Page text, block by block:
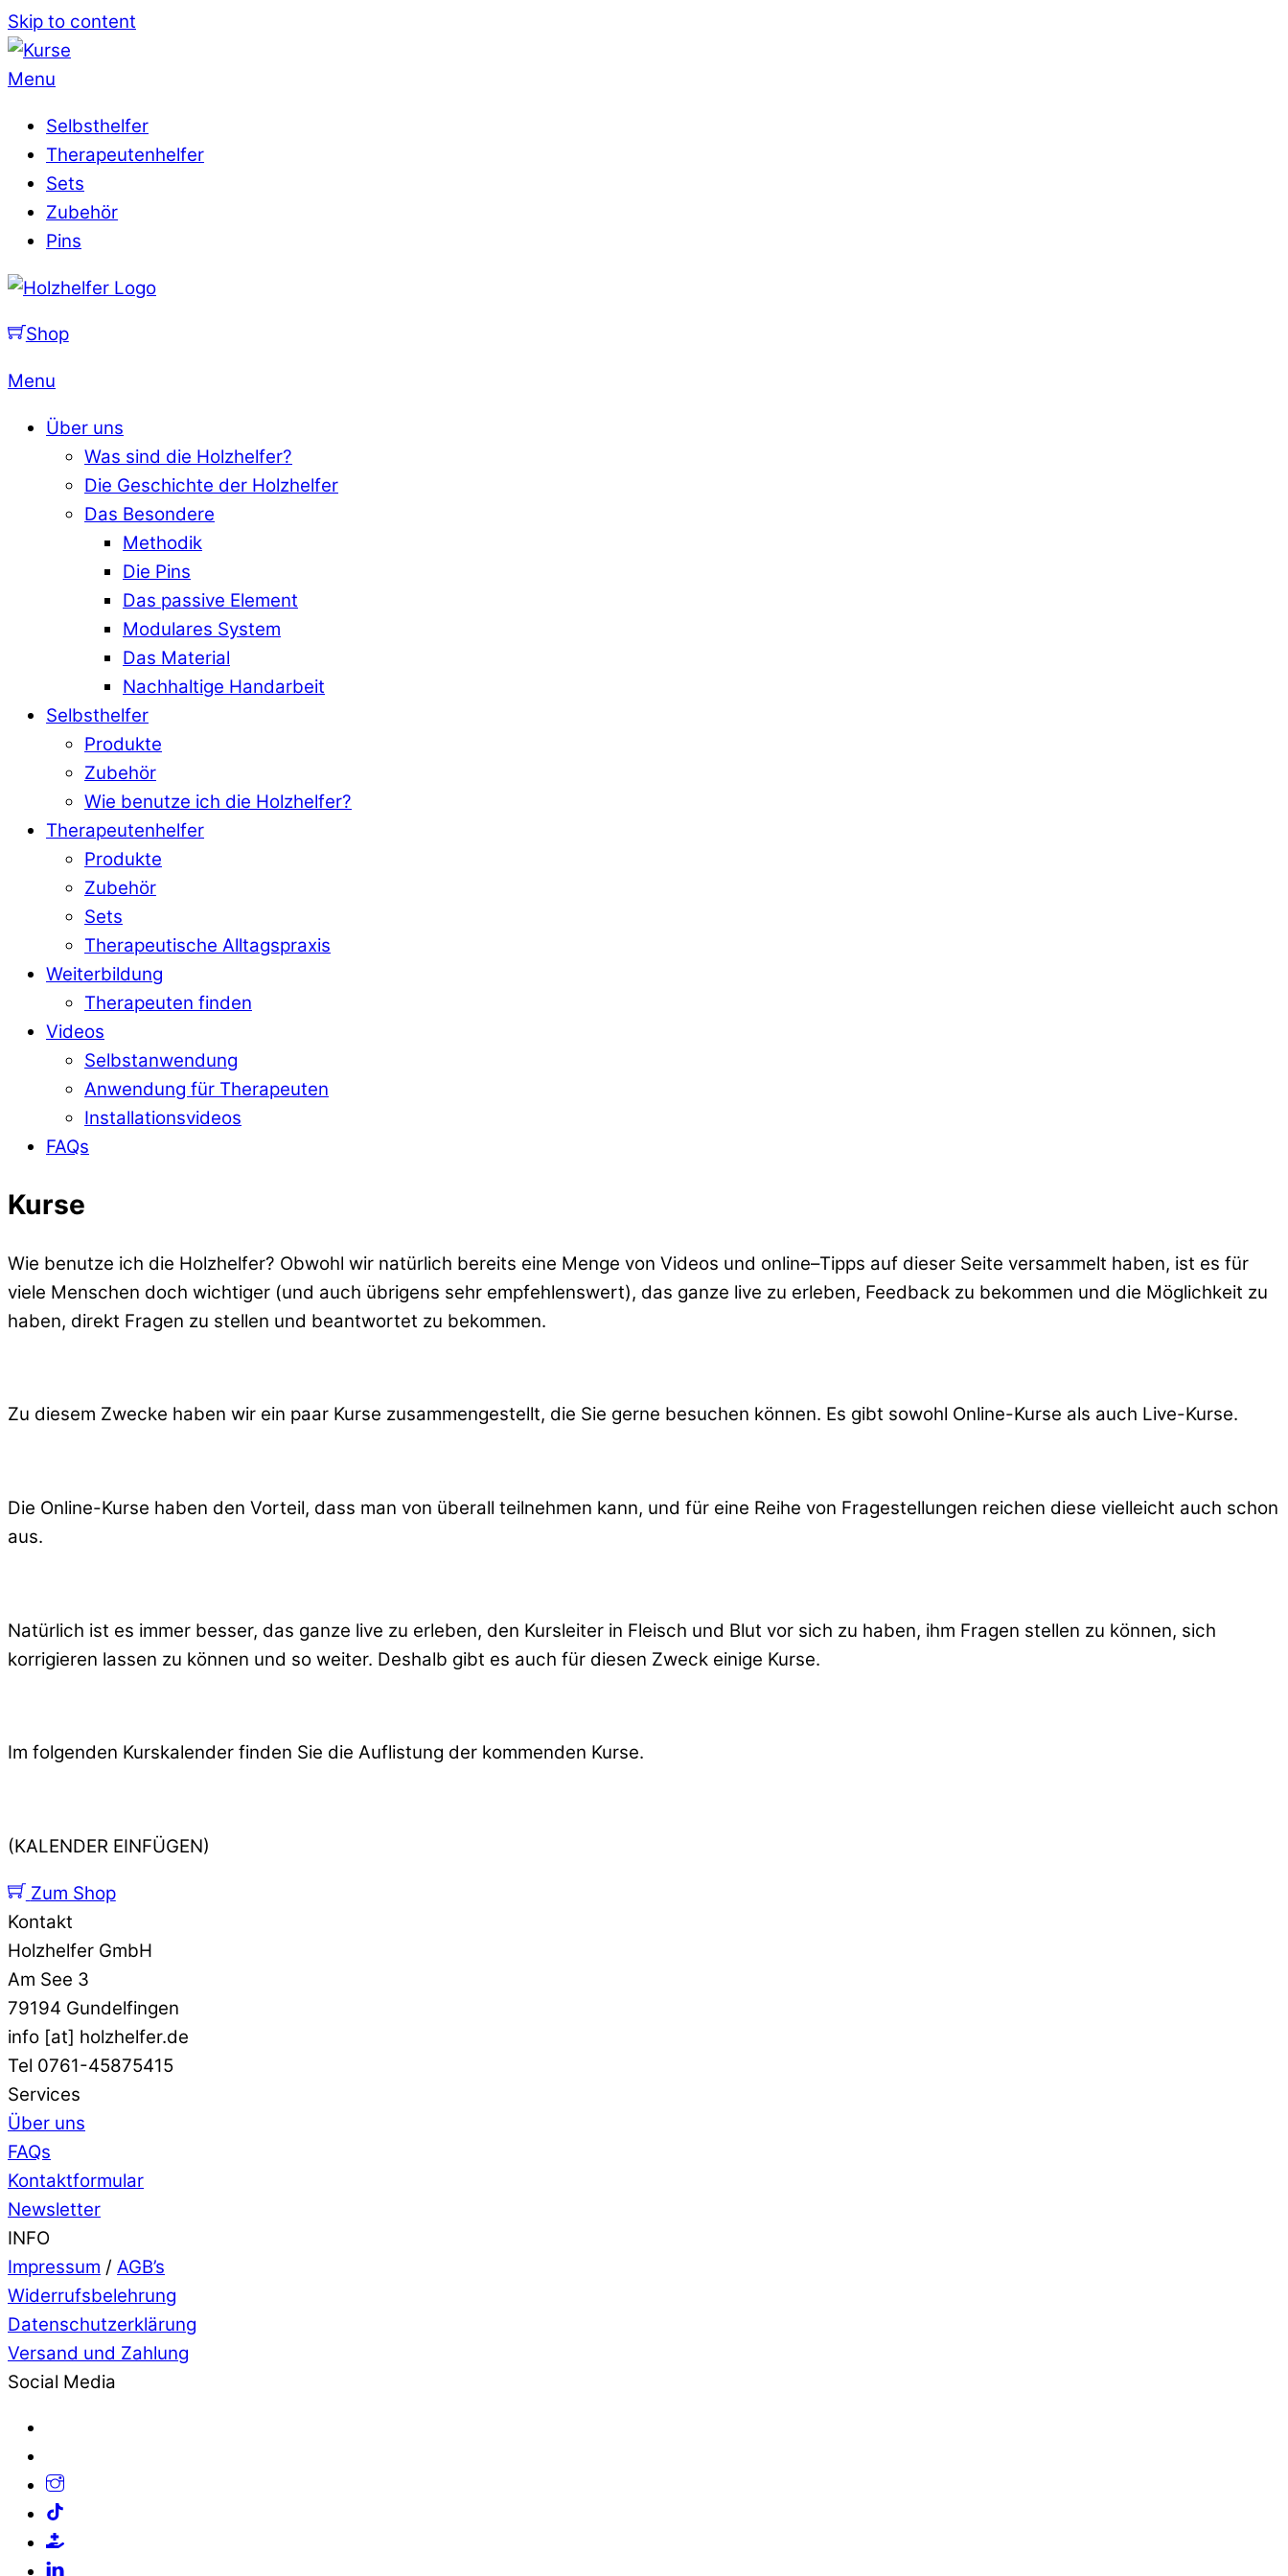
Skip to content
Menu
Selbsthelfer
Therapeutenhelfer
Sets
Zubehör
Pins
Shop
Menu
Über uns
Was sind die Holzhelfer?
Die Geschichte der Holzhelfer
Das Besondere
Methodik
Die Pins
Das passive Element
Modulares System
Das Material
Nachhaltige Handarbeit
Selbsthelfer
Produkte
Zubehör
Wie benutze ich die Holzhelfer?
Therapeutenhelfer
Produkte
Zubehör
Sets
Therapeutische Alltagspraxis
Weiterbildung
Therapeuten finden
Videos
Selbstanwendung
Anwendung für Therapeuten
Installationsvideos
FAQs
Kurse
Wie benutze ich die Holzhelfer? Obwohl wir natürlich bereits eine Menge von Videos und online–Tipps auf dieser Seite versammelt haben, ist es für
viele Menschen doch wichtiger (und auch übrigens sehr empfehlenswert), das ganze live zu erleben, Feedback zu bekommen und die Möglichkeit zu
haben, direkt Fragen zu stellen und beantwortet zu bekommen.
Zu diesem Zwecke haben wir ein paar Kurse zusammengestellt, die Sie gerne besuchen können. Es gibt sowohl Online-Kurse als auch Live-Kurse.
Die Online-Kurse haben den Vorteil, dass man von überall teilnehmen kann, und für eine Reihe von Fragestellungen reichen diese vielleicht auch schon
aus.
Natürlich ist es immer besser, das ganze live zu erleben, den Kursleiter in Fleisch und Blut vor sich zu haben, ihm Fragen stellen zu können, sich
korrigieren lassen zu können und so weiter. Deshalb gibt es auch für diesen Zweck einige Kurse.
Im folgenden Kurskalender finden Sie die Auflistung der kommenden Kurse.
(KALENDER EINFÜGEN)
Zum Shop
Kontakt
Holzhelfer GmbH
Am See 3
79194 Gundelfingen
info [at] holzhelfer.de
Tel 0761-45875415
Services
Über uns
FAQs
Kontaktformular
Newsletter
INFO
Impressum / AGB’s
Widerrufsbelehrung
Datenschutzerklärung
Versand und Zahlung
Social Media